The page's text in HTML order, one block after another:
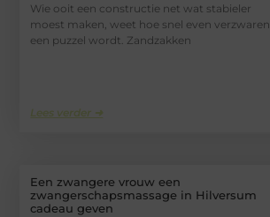
Wie ooit een constructie net wat stabieler
moest maken, weet hoe snel even verzwaren
een puzzel wordt. Zandzakken
Lees verder ➜
Een zwangere vrouw een
zwangerschapsmassage in Hilversum
cadeau geven